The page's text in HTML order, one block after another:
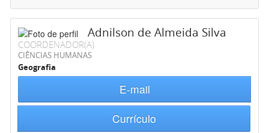
Adnilson de Almeida Silva
COORDENADOR(A)
CIÊNCIAS HUMANAS
Geografia
E-mail
Currículo